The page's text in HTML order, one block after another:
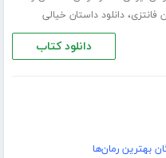
فانتزی،دانلود داستان خیالی
دانلود کتاب
بهترین رمان‌ها